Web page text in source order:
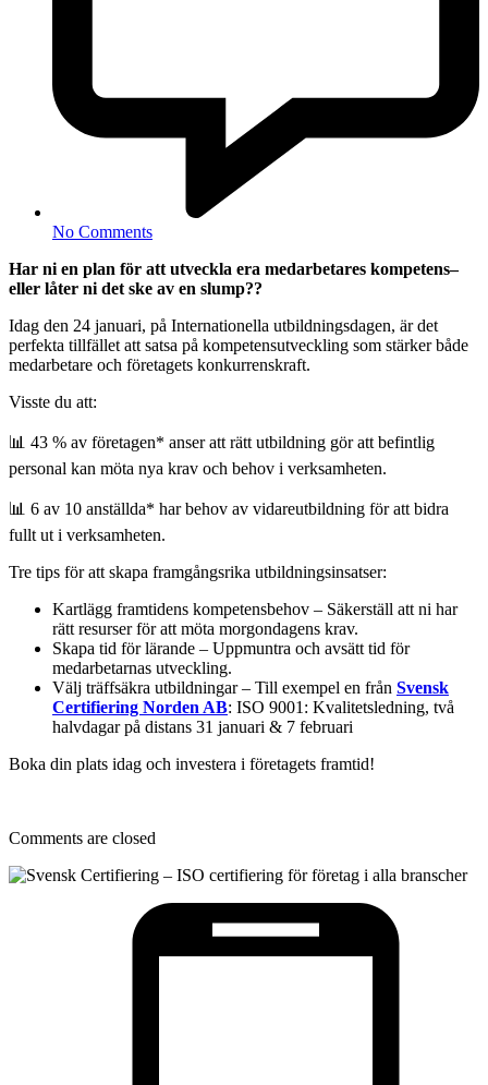
No Comments
Har ni en plan för att utveckla era medarbetares kompetens–
eller låter ni det ske av en slump??
Idag den 24 januari, på Internationella utbildningsdagen, är det
perfekta tillfället att satsa på kompetensutveckling som stärker både
medarbetare och företagets konkurrenskraft.
Visste du att:
📊 43 % av företagen* anser att rätt utbildning gör att befintlig
personal kan möta nya krav och behov i verksamheten.
📊 6 av 10 anställda* har behov av vidareutbildning för att bidra
fullt ut i verksamheten.
Tre tips för att skapa framgångsrika utbildningsinsatser:
Kartlägg framtidens kompetensbehov – Säkerställ att ni har
rätt resurser för att möta morgondagens krav.
Skapa tid för lärande – Uppmuntra och avsätt tid för
medarbetarnas utveckling.
Välj träffsäkra utbildningar – Till exempel en från Svensk
Certifiering Norden AB: ISO 9001: Kvalitetsledning, två
halvdagar på distans 31 januari & 7 februari
Boka din plats idag och investera i företagets framtid!
Comments are closed